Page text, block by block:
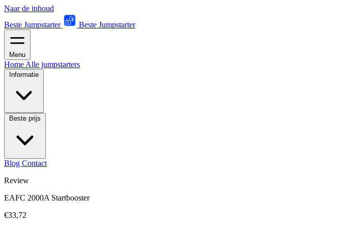
Naar de inhoud
Beste Jumpstarter
Beste Jumpstarter
Menu
Home Alle jumpstarters
Informatie
Beste prijs
Blog Contact
Review
EAFC 2000A Startbooster
€33,72